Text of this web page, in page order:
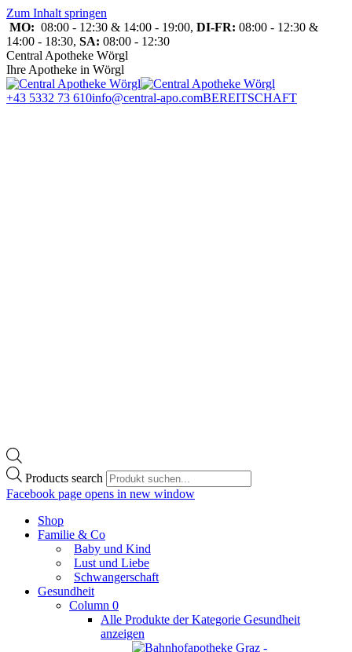
Zum Inhalt springen
MO: 08:00 - 12:30 & 14:00 - 19:00, DI-FR: 08:00 - 12:30 &
14:00 - 18:30, SA: 08:00 - 12:30
Central Apotheke Wörgl
Ihre Apotheke in Wörgl
+43 5332 73 610info@central-apo.comBEREITSCHAFT
Products search
Facebook page opens in new window
Shop
Familie & Co
Baby und Kind
Lust und Liebe
Schwangerschaft
Gesundheit
Column 0
Alle Produkte der Kategorie Gesundheit
anzeigen